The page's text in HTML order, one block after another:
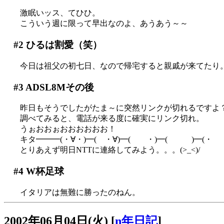
激眠いッス、てひひ。
こういう週に限って早出なのよ、あうあう～～
#2 ひるは割愛（笑）
今日は祖父の初七日、なので帰宅すると親戚が来てたり。
#3 ADSL8Mその後
昨日もそうでしたがたま～に突然リンクが切れるですよ
調べてみると、電話が来る度に確実にリンク切れ。
うぉおおぉおおおおおお！
キタ━━━(・∀・)━( ・∀)━( ・)━( )━(・
とりあえず明日NTTに連絡してみよう。。。(>_<)/
#4W杯足球
イタリアは無難に勝ったのねん。
2002年06月04日(火) [n年日記]